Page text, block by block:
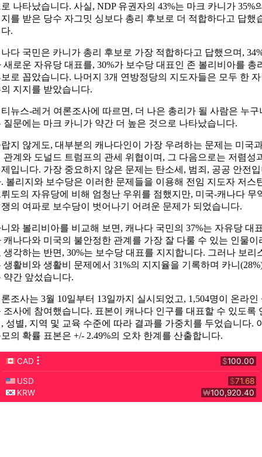
나타났습니다. 사실, NDP 유권자의 43%는 마크 카니가 35%
를 받은 당수 자그밋 싱보다 총리 후보로 더 적합하다고 답했
.
다 국민은 카니가 총리 후보로 가장 적합하다고 답했으며,
새로운 자유당 대표를, 30%가 보수당 대표인 존 볼리비아를 총
로 꼽았습니다. 나머지 3개 연방정당의 지도자들은 모두 한
지지를 받았습니다.
뉴스-레거 여론조사에 따르면, 더 나은 총리가 될 사람은 누구
질문에는 마크 카니가 약간 더 높은 것으로 나타났습니다.
지 않게도, 대부분의 캐나다인이 가장 우려하는 문제는 미국
관계와 도널드 트럼프의 관세 위협이며, 그 다음으로는 저렴성
입니다. 가장 중요하지 않은 문제는 탄소세, 범죄, 공공 안전
볼리지와 보수당은 이러한 문제들을 이용해 전임 지도자 저스
도의 자유당에 비해 엄청난 우위를 점했지만, 미국-캐나다 무
의 여파로 보수당이 벗어나기 어려운 문제가 되었습니다.
와 볼리비아를 비교해 보면, 캐나다 국민의 37%는 자유당 대
캐나다와 미국의 불안정한 관계를 가장 잘 다룰 수 있는 인물이
생각하는 반면, 30%는 보수당 대표를 지지합니다. 그러나 보리
생활비와 생활비 문제에서 31%의 지지율을 기록하며 카니
약간 앞섰습니다.
조사는 3월 10일부터 13일까지 실시되었고, 1,504명이 온라인
조사에 참여했습니다. 표본이 캐나다 인구를 대표할 수 있도록
성별, 지역 및 교육 수준에 따라 결과를 가중치를 두었습니다.
의 확률 표본은 +/- 2.49%의 오차 한계를 산출합니다.